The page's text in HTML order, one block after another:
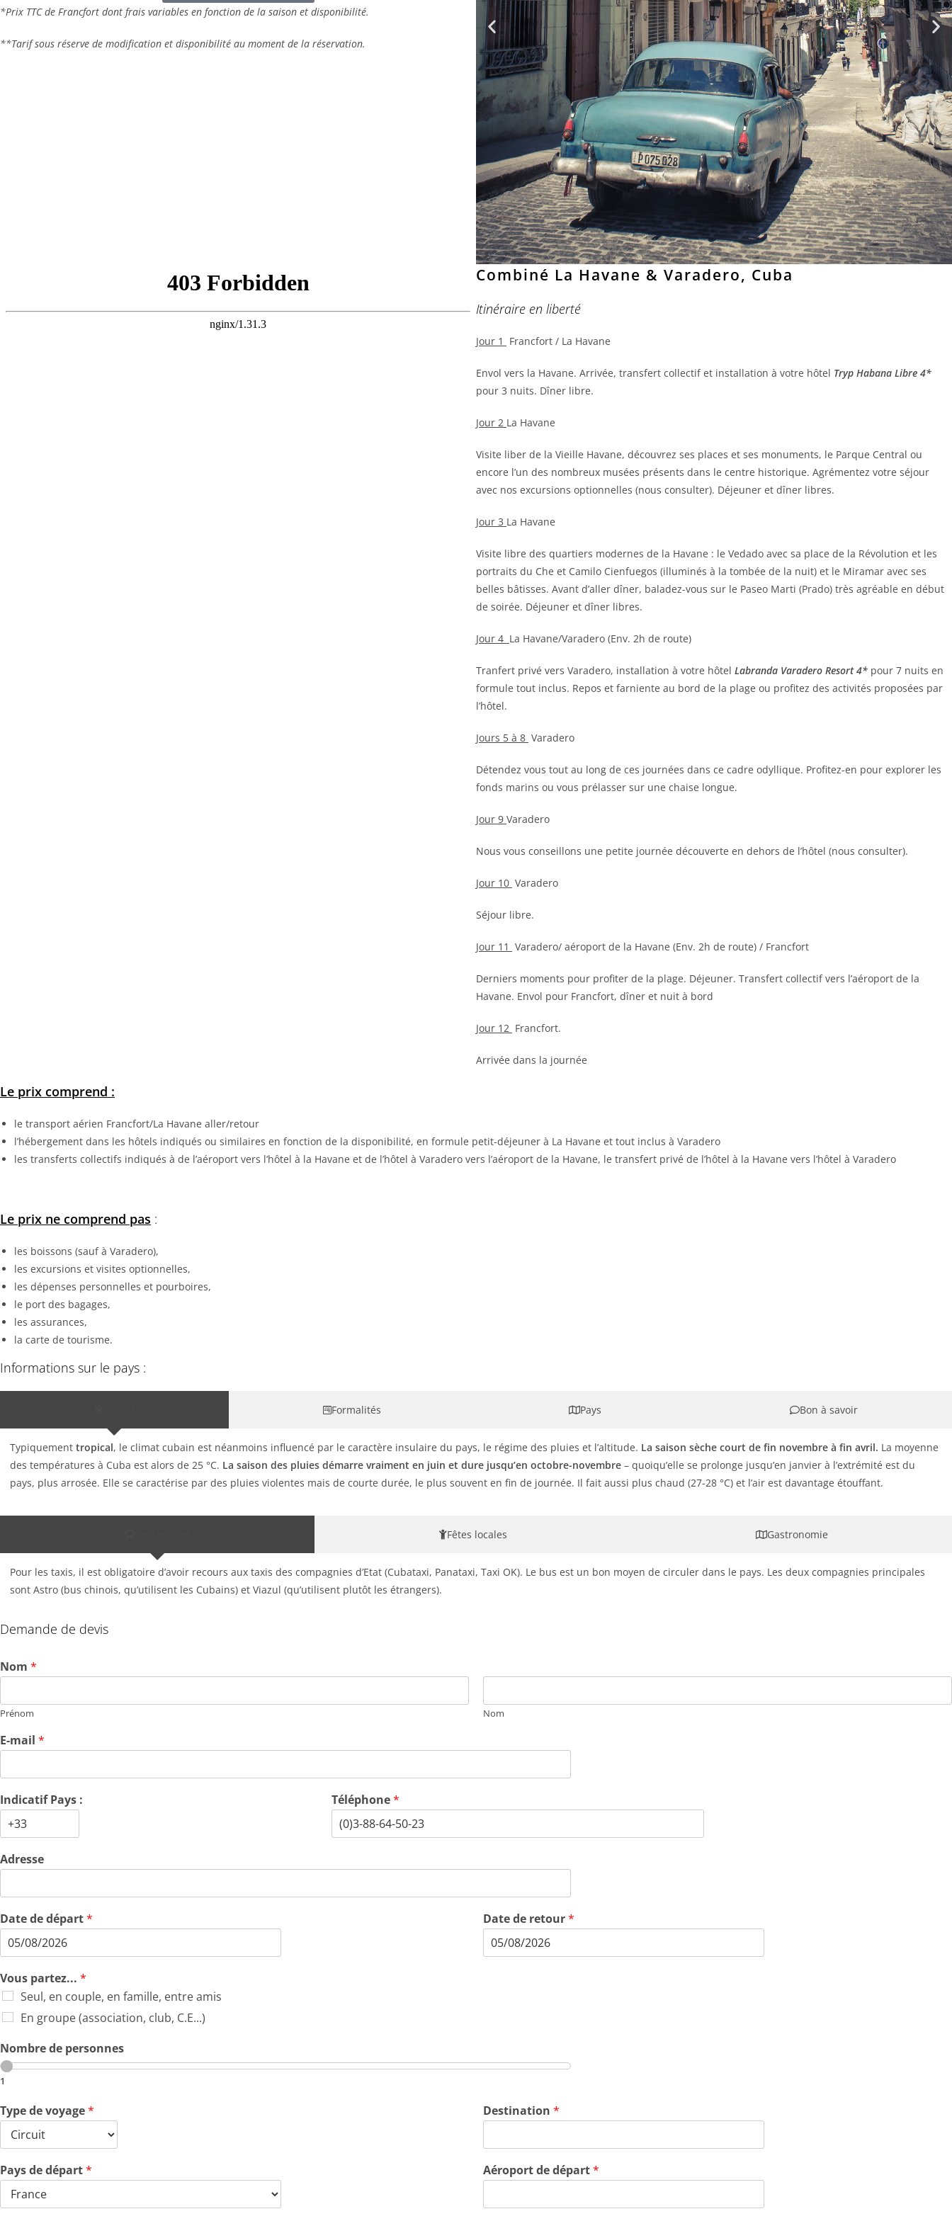
*Prix TTC de Francfort dont frais variables en fonction de la saison et disponibilité.
**Tarif sous réserve de modification et disponibilité au moment de la réservation.
Combiné La Havane & Varadero, Cuba
Itinéraire en liberté
Jour 1 Francfort / La Havane
Envol vers la Havane. Arrivée, transfert collectif et installation à votre hôtel Tryp Habana Libre 4*
pour 3 nuits. Dîner libre.
Jour 2 La Havane
Visite liber de la Vieille Havane, découvrez ses places et ses monuments, le Parque Central ou
encore l’un des nombreux musées présents dans le centre historique. Agrémentez votre séjour
avec nos excursions optionnelles (nous consulter). Déjeuner et dîner libres.
Jour 3 La Havane
Visite libre des quartiers modernes de la Havane : le Vedado avec sa place de la Révolution et les
portraits du Che et Camilo Cienfuegos (illuminés à la tombée de la nuit) et le Miramar avec ses
belles bâtisses. Avant d’aller dîner, baladez-vous sur le Paseo Marti (Prado) très agréable en début
de soirée. Déjeuner et dîner libres.
Jour 4 La Havane/Varadero (Env. 2h de route)
Tranfert privé vers Varadero, installation à votre hôtel Labranda Varadero Resort 4* pour 7 nuits en
formule tout inclus. Repos et farniente au bord de la plage ou profitez des activités proposées par
l’hôtel.
Jours 5 à 8 Varadero
Détendez vous tout au long de ces journées dans ce cadre odyllique. Profitez-en pour explorer les
fonds marins ou vous prélasser sur une chaise longue.
Jour 9 Varadero
Nous vous conseillons une petite journée découverte en dehors de l’hôtel (nous consulter).
Jour 10 Varadero
Séjour libre.
Jour 11 Varadero/ aéroport de la Havane (Env. 2h de route) / Francfort
Derniers moments pour profiter de la plage. Déjeuner. Transfert collectif vers l’aéroport de la
Havane. Envol pour Francfort, dîner et nuit à bord
Jour 12 Francfort.
Arrivée dans la journée
Le prix comprend :
le transport aérien Francfort/La Havane aller/retour
l’hébergement dans les hôtels indiqués ou similaires en fonction de la disponibilité, en formule petit-déjeuner à La Havane et tout inclus à Varadero
les transferts collectifs indiqués à de l’aéroport vers l’hôtel à la Havane et de l’hôtel à Varadero vers l’aéroport de la Havane, le transfert privé de l’hôtel à la Havane vers l’hôtel à Varadero
Le prix ne comprend pas :
les boissons (sauf à Varadero),
les excursions et visites optionnelles,
les dépenses personnelles et pourboires,
le port des bagages,
les assurances,
la carte de tourisme.
Informations sur le pays :
Formalités Pays Bon à savoir
Typiquement tropical, le climat cubain est néanmoins influencé par le caractère insulaire du pays, le régime des pluies et l’altitude. La saison sèche court de fin novembre à fin avril. La moyenne
des températures à Cuba est alors de 25 °C. La saison des pluies démarre vraiment en juin et dure jusqu’en octobre-novembre – quoiqu’elle se prolonge jusqu’en janvier à l’extrémité est du
pays, plus arrosée. Elle se caractérise par des pluies violentes mais de courte durée, le plus souvent en fin de journée. Il fait aussi plus chaud (27-28 °C) et l’air est davantage étouffant.
Fêtes locales Gastronomie
Pour les taxis, il est obligatoire d’avoir recours aux taxis des compagnies d’Etat (Cubataxi, Panataxi, Taxi OK). Le bus est un bon moyen de circuler dans le pays. Les deux compagnies principales
sont Astro (bus chinois, qu’utilisent les Cubains) et Viazul (qu’utilisent plutôt les étrangers).
Demande de devis
Nom *
Prénom Nom
E-mail *
Indicatif Pays : Téléphone*
Adresse
Date de départ* Date de retour*
Vous partez... *
Seul, en couple, en famille, entre amis
En groupe (association, club, C.E...)
Nombre de personnes
1
Type de voyage* Destination *
Pays de départ* Aéroport de départ*